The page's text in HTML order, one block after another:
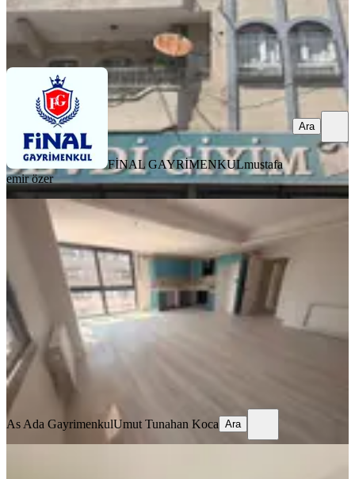
FİNAL GAYRİMENKUL mustafa emir özer
Ara
FİNAL GAYRİMENKULmustafa
emir özer
Ara
Adana Seyhan Kiralık 3+1 Havuzlu
Site İçinde Daire
Seyhan, Mithatpaşa Mahallesi
3+1·135 m²· 12. Kat· 06.08.2026
30.000 ₺
As Ada Gayrimenkul
Ara
As Ada GayrimenkulUmut Tunahan Koca Ara